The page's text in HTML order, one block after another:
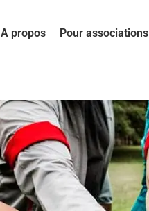
A propos Pour associations